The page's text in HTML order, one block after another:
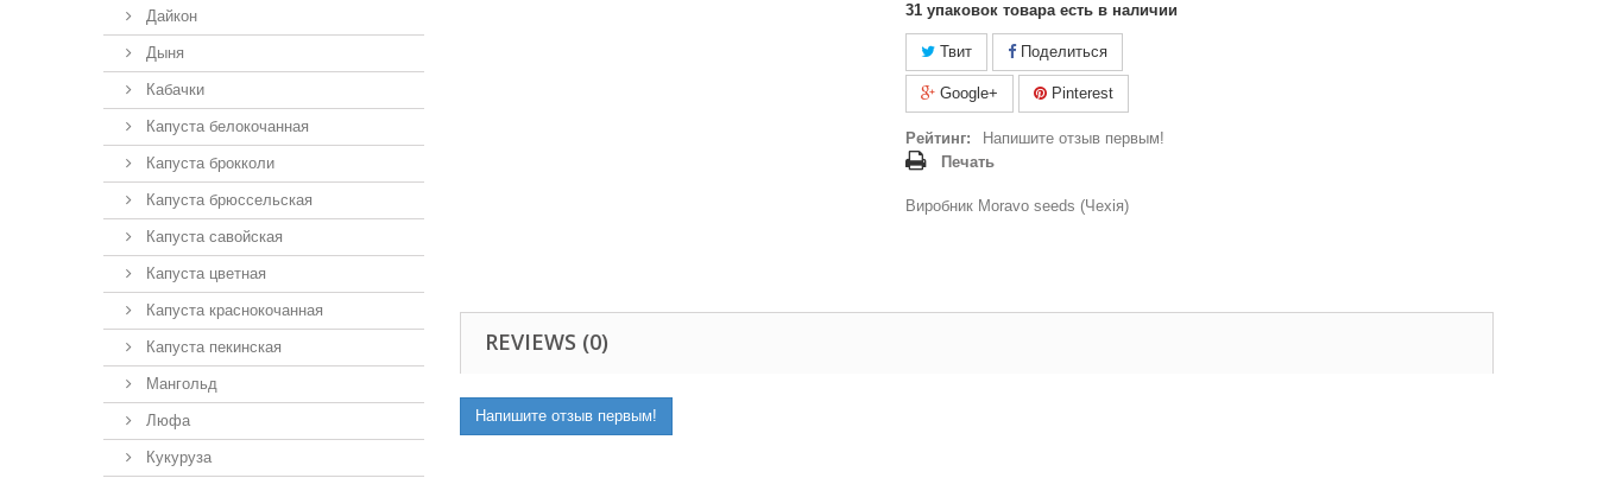
Дайкон
Дыня
Кабачки
Капуста белокочанная
Капуста брокколи
Капуста брюссельская
Капуста савойская
Капуста цветная
Капуста краснокочанная
Капуста пекинская
Мангольд
Люфа
Кукуруза
31 упаковок товара есть в наличии
Твит Поделиться
Google+ Pinterest
Рейтинг:
Напишите отзыв первым!
Печать
Виробник Moravo seeds (Чехія)
REVIEWS (0)
Напишите отзыв первым!